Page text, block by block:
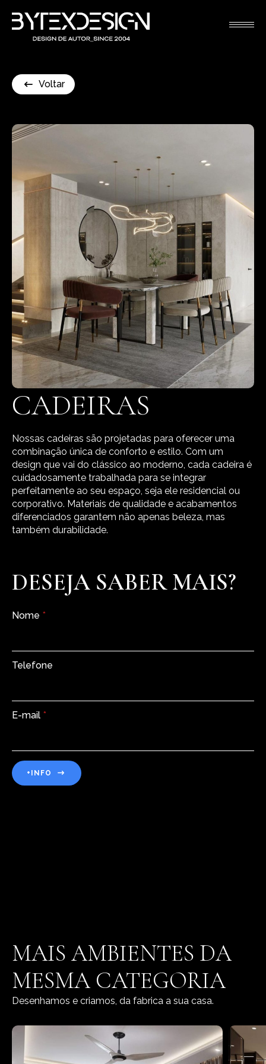
Voltar
CADEIRAS
Nossas cadeiras são projetadas para oferecer uma
combinação única de conforto e estilo. Com um
design que vai do clássico ao moderno, cada cadeira é
cuidadosamente trabalhada para se integrar
perfeitamente ao seu espaço, seja ele residencial ou
corporativo. Materiais de qualidade e acabamentos
diferenciados garantem não apenas beleza, mas
também durabilidade.
DESEJA SABER MAIS?
Nome *
Telefone
E-mail *
+INFO
MAIS AMBIENTES DA
MESMA CATEGORIA
Desenhamos e criamos, da fabrica a sua casa.